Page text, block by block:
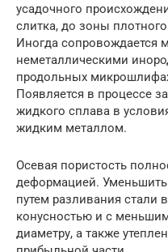
усадочного
слитка, до зоны
Иногда
неметаллическими
продольных
Появляется в процессе
жидкого сплава в
жидким металлом.
Осевая пористость
деформацией.
путем разливания
конусностью и с
диаметру, а также